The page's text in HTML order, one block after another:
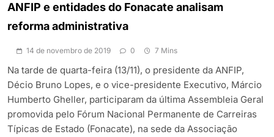
ANFIP e entidades do Fonacate analisam
reforma administrativa
14 de novembro de 2019 0 7 Mins
Na tarde de quarta-feira (13/11), o presidente da ANFIP,
Décio Bruno Lopes, e o vice-presidente Executivo, Márcio
Humberto Gheller, participaram da última Assembleia Geral
promovida pelo Fórum Nacional Permanente de Carreiras
Típicas de Estado (Fonacate), na sede da Associação